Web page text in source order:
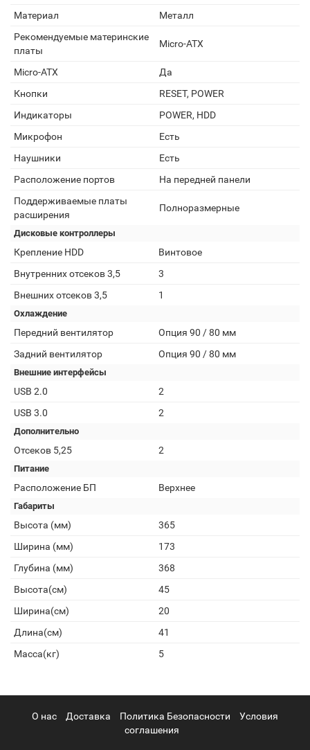
Материал
Металл
Рекомендуемые материнские
платы
Micro-ATX
Micro-ATX
Да
Кнопки
RESET, POWER
Индикаторы
POWER, HDD
Микрофон
Есть
Наушники
Есть
Расположение портов
На передней панели
Поддерживаемые платы
расширения
Полноразмерные
Дисковые контроллеры
Крепление HDD
Винтовое
Внутренних отсеков 3,5
3
Внешних отсеков 3,5
1
Охлаждение
Передний вентилятор
Опция 90 / 80 мм
Задний вентилятор
Опция 90 / 80 мм
Внешние интерфейсы
USB 2.0
2
USB 3.0
2
Дополнительно
Отсеков 5,25 2
Питание
Расположение БП Верхнее
Габариты
Высота (мм)
365
Ширина (мм)
173
Глубина (мм)
368
Высота(см)
45
Ширина(см)
20
Длина(см)
41
Масса(кг)
5
О нас Доставка Политика Безопасности
Условия
соглашения